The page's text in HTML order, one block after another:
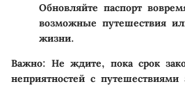
Обновляйте паспорт
возможные путешествия
жизни.
Важно: Не ждите, пока срок
неприятностей с путешествиями